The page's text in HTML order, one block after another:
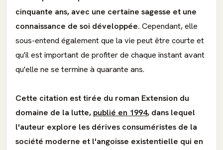
cinquante ans, avec une certaine sagesse et une
connaissance de soi développée. Cependant, elle
sous-entend également que la vie peut être courte et
qu'il est important de profiter de chaque instant avant
qu'elle ne se termine à quarante ans.
Cette citation est tirée du roman Extension du
domaine de la lutte, publié en 1994, dans lequel
l'auteur explore les dérives consuméristes de la
société moderne et l'angoisse existentielle qui en